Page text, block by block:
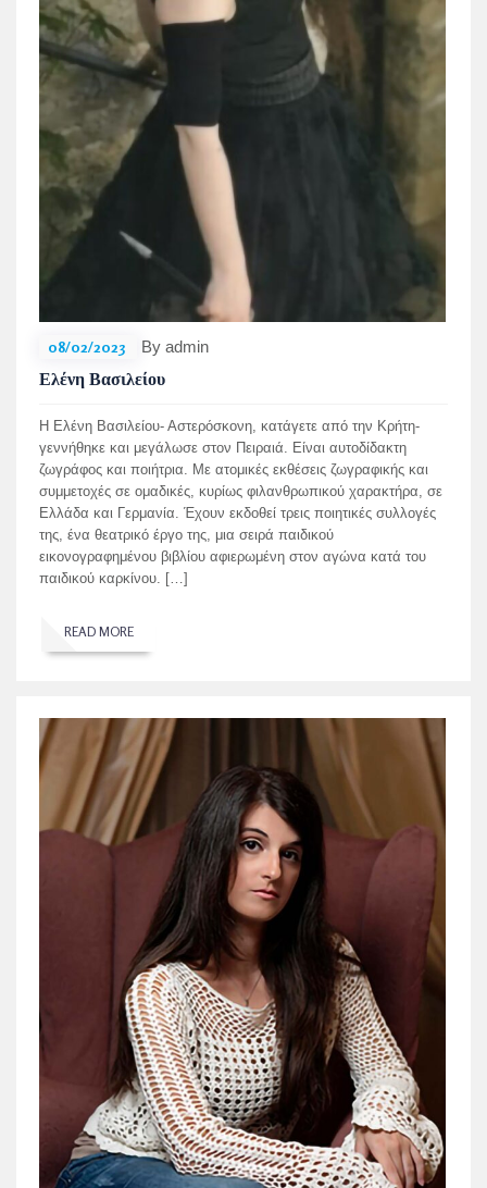
08/02/2023 By admin
Ελένη Βασιλείου
Η Ελένη Βασιλείου- Αστερόσκονη, κατάγετε από την Κρήτη-
γεννήθηκε και μεγάλωσε στον Πειραιά. Είναι αυτοδίδακτη
ζωγράφος και ποιήτρια. Με ατομικές εκθέσεις ζωγραφικής και
συμμετοχές σε ομαδικές, κυρίως φιλανθρωπικού χαρακτήρα, σε
Ελλάδα και Γερμανία. Έχουν εκδοθεί τρεις ποιητικές συλλογές
της, ένα θεατρικό έργο της, μια σειρά παιδικού
εικονογραφημένου βιβλίου αφιερωμένη στον αγώνα κατά του
παιδικού καρκίνου. […]
READ MORE